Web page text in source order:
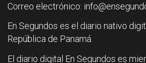
Correo electrónico:
En Segundos es el diario nativo
República de Panamá.
El diario digital En Segundos es